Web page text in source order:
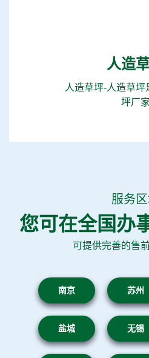
人造
人造草坪-人造草坪
坪厂家
服务
您可在全国办
可提供完善的售
南京 苏州
盐城 无锡